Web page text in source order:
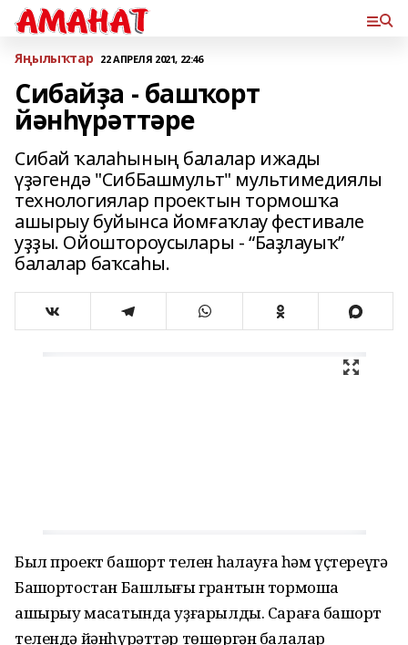
Яңылыҡтар 22 АПРЕЛЯ 2021, 22:46
Сибайҙа - башҡорт
йәнһүрәттәре
Сибай ҡалаһының балалар ижады
үҙәгендә "СибБашмульт" мультимедиялы
технологиялар проектын тормошҡа
ашырыу буйынса йомғаҡлау фестивале
уҙҙы. Ойоштороусылары - “Баҙлауыҡ”
балалар баҡсаһы.
Был проект башҡорт телен һаҡлауға һәм үҫтереүгә
Башҡортостан Башлығы грантын тормошҡа
ашырыу маҡсатында уҙғарылды. Сараға башҡорт
телендә йәнһүрәттәр төшөргән балалар